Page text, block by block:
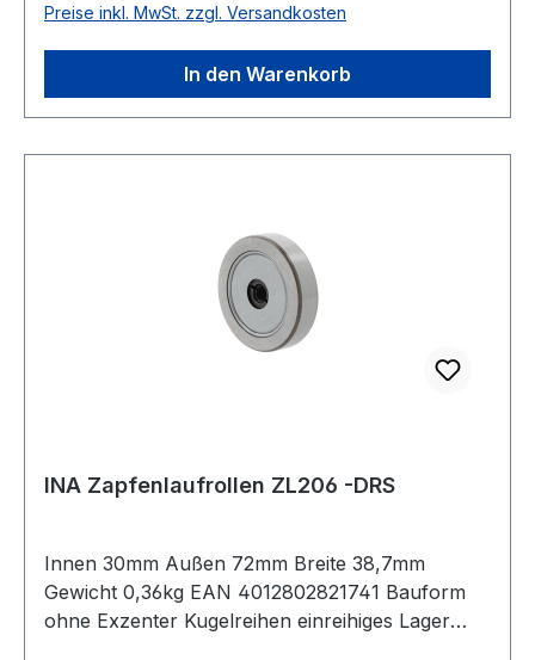
+120 °C
Preise inkl. MwSt. zzgl. Versandkosten
In den Warenkorb
INA Zapfenlaufrollen ZL206 -DRS
Innen 30mm Außen 72mm Breite 38,7mm
Gewicht 0,36kg EAN 4012802821741 Bauform
ohne Exzenter Kugelreihen einreihiges Lager